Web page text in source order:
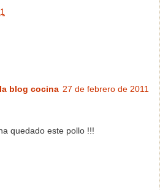
blog cocina 27 de febrero de 2011
quedado este pollo !!!